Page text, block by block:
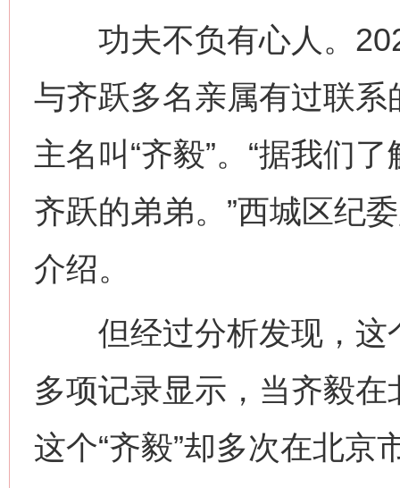
功夫不负有心人。
与齐跃多名亲属有过联
主名叫“齐毅”。“据我们
齐跃的弟弟。”西城区纪
介绍。
但经过分析发现，这
多项记录显示，当齐毅
这个“齐毅”却多次在北京